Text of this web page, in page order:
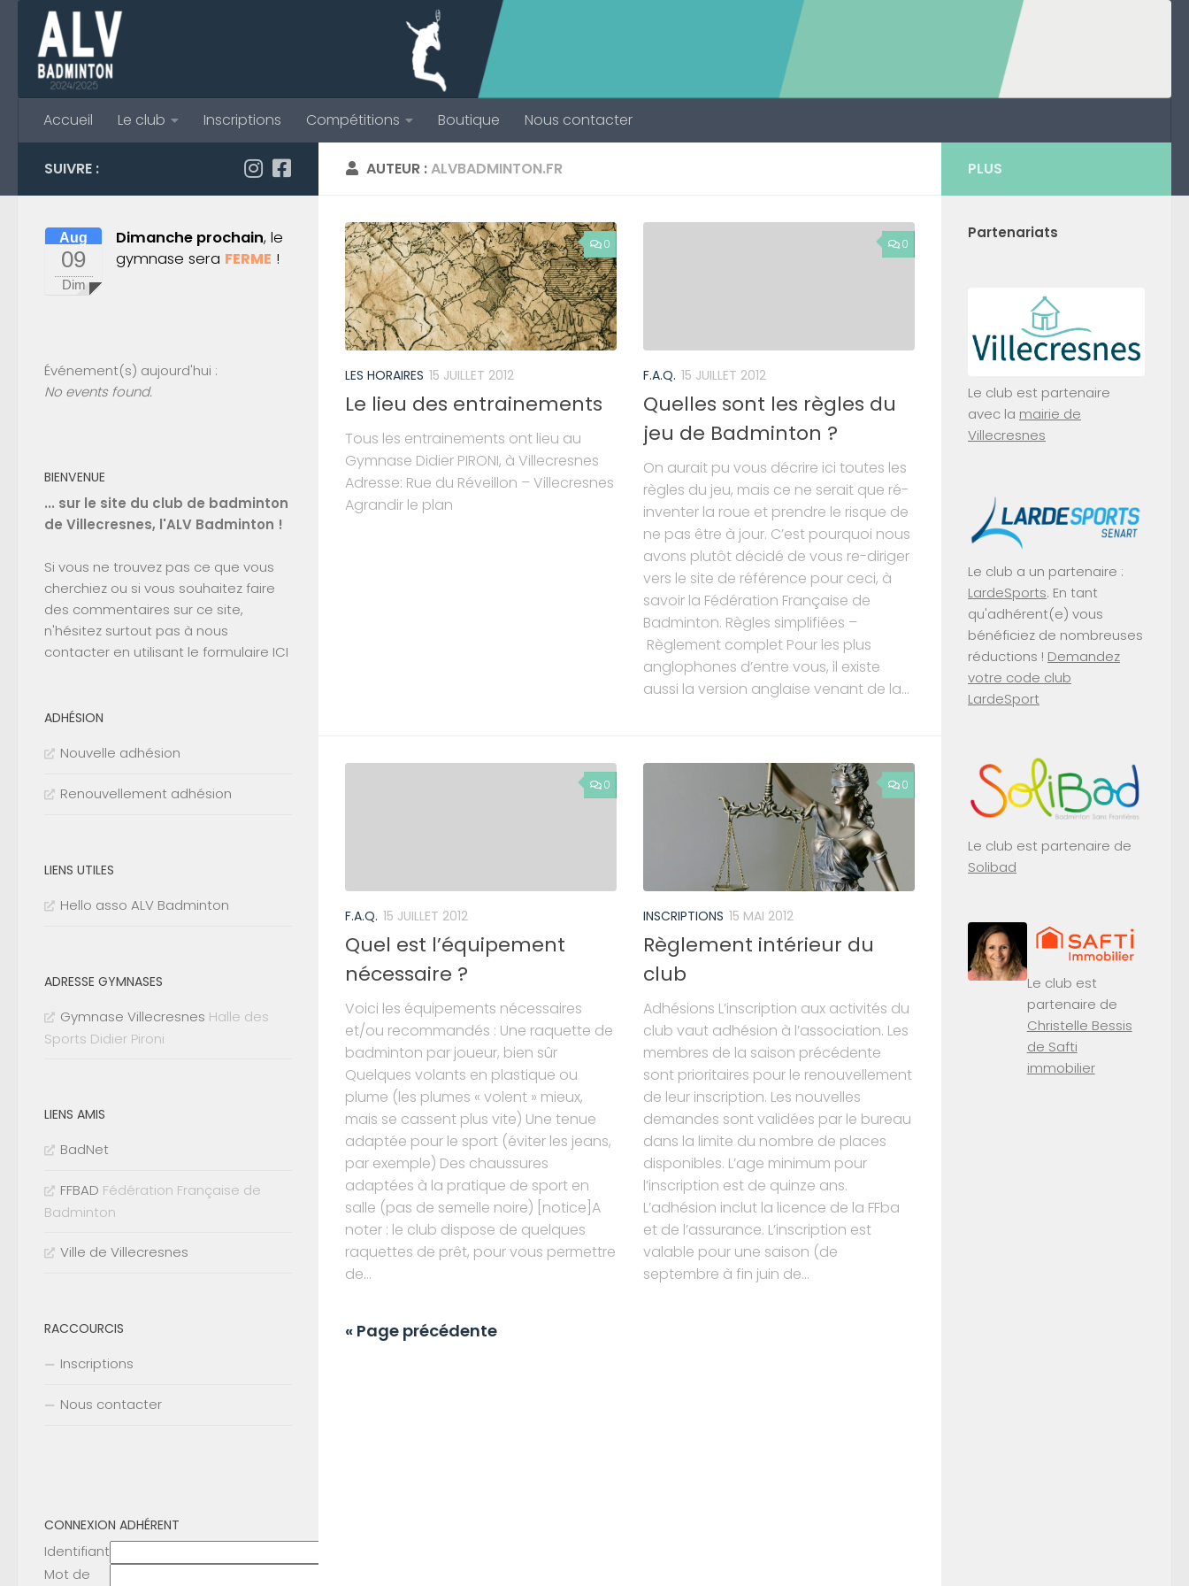
Skip to content
Accueil Le club Inscriptions Compétitions Boutique Nous contacter
AUTEUR :ALVBADMINTON.FR
0
LES HORAIRES 15 JUILLET 2012
Le lieu des entrainements
Tous les entrainements ont lieu au
Gymnase Didier PIRONI, à Villecresnes
Adresse: Rue du Réveillon – Villecresnes
Agrandir le plan
0
F.A.Q. 15 JUILLET 2012
Quelles sont les règles du
jeu de Badminton ?
On aurait pu vous décrire ici toutes les
règles du jeu, mais ce ne serait que ré-
inventer la roue et prendre le risque de
ne pas être à jour. C’est pourquoi nous
avons plutôt décidé de vous re-diriger
vers le site de référence pour ceci, à
savoir la Fédération Française de
Badminton. Règles simplifiées –
Règlement complet Pour les plus
anglophones d’entre vous, il existe
aussi la version anglaise venant de la...
0
F.A.Q. 15 JUILLET 2012
Quel est l’équipement
nécessaire ?
Voici les équipements nécessaires
et/ou recommandés : Une raquette de
badminton par joueur, bien sûr
Quelques volants en plastique ou
plume (les plumes « volent » mieux,
mais se cassent plus vite) Une tenue
adaptée pour le sport (éviter les jeans,
par exemple) Des chaussures
adaptées à la pratique de sport en
salle (pas de semelle noire) [notice]A
noter : le club dispose de quelques
raquettes de prêt, pour vous permettre
de...
0
INSCRIPTIONS 15 MAI 2012
Règlement intérieur du
club
Adhésions L’inscription aux activités du
club vaut adhésion à l’association. Les
membres de la saison précédente
sont prioritaires pour le renouvellement
de leur inscription. Les nouvelles
demandes sont validées par le bureau
dans la limite du nombre de places
disponibles. L’age minimum pour
l’inscription est de quinze ans.
L’adhésion inclut la licence de la FFba
et de l’assurance. L’inscription est
valable pour une saison (de
septembre à fin juin de...
« Page précédente
SUIVRE :
Aug
09
Dim
Dimanche prochain, le
gymnase sera FERME !
Événement(s) aujourd'hui :
No events found.
BIENVENUE
... sur le site du club de badminton
de Villecresnes, l'ALV Badminton !
Si vous ne trouvez pas ce que vous
cherchiez ou si vous souhaitez faire
des commentaires sur ce site,
n'hésitez surtout pas à nous
contacter en utilisant le formulaire ICI
ADHÉSION
Nouvelle adhésion
Renouvellement adhésion
LIENS UTILES
Hello asso ALV Badminton
ADRESSE GYMNASES
Gymnase Villecresnes Halle des
Sports Didier Pironi
LIENS AMIS
BadNet
FFBAD Fédération Française de
Badminton
Ville de Villecresnes
RACCOURCIS
Inscriptions
Nous contacter
CONNEXION ADHÉRENT
Identifiant
Mot de
PLUS
Partenariats
Le club est partenaire
avec la mairie de
Villecresnes
Le club a un partenaire :
LardeSports. En tant
qu'adhérent(e) vous
bénéficiez de nombreuses
réductions ! Demandez
votre code club
LardeSport
Le club est partenaire de
Solibad
Le club est
partenaire de
Christelle Bessis
de Safti
immobilier